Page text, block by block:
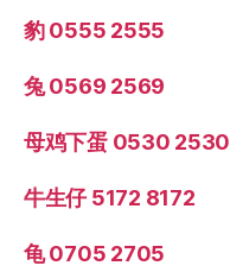
豹 0555 2555
兔 0569 2569
母鸡下蛋 0530 2530
牛生仔 5172 8172
龟 0705 2705